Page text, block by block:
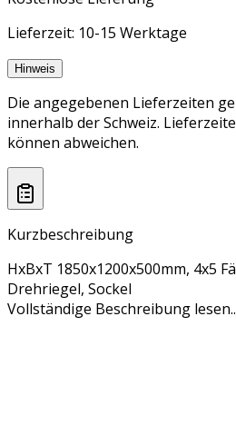
Lieferzeit: 10-15 Werktage
Hinweis
Die angegebenen Lieferzeiten
innerhalb der Schweiz.
können abweichen.
Kurzbeschreibung
HxBxT 1850x1200x500mm, 4x5
Drehriegel, Sockel
Vollständige Beschreibung